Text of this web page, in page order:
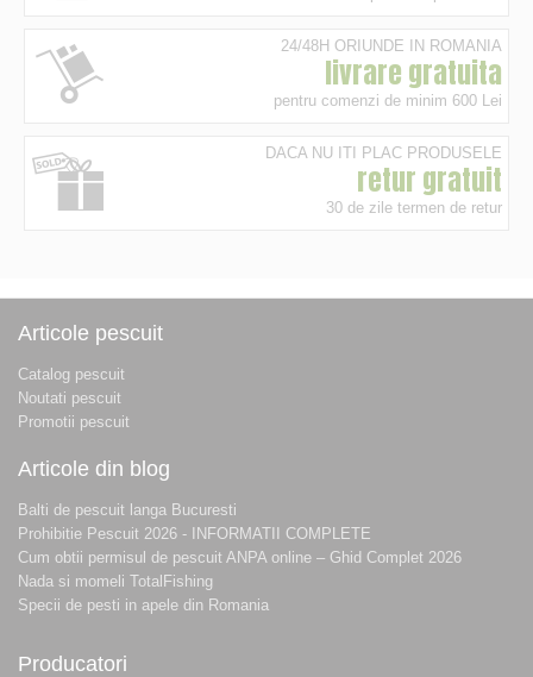
24/48H ORIUNDE IN ROMANIA
livrare gratuita
pentru comenzi de minim 600 Lei
DACA NU ITI PLAC PRODUSELE
retur gratuit
30 de zile termen de retur
Articole pescuit
Catalog pescuit
Noutati pescuit
Promotii pescuit
Articole din blog
Balti de pescuit langa Bucuresti
Prohibitie Pescuit 2026 - INFORMATII COMPLETE
Cum obtii permisul de pescuit ANPA online – Ghid Complet 2026
Nada si momeli TotalFishing
Specii de pesti in apele din Romania
Producatori